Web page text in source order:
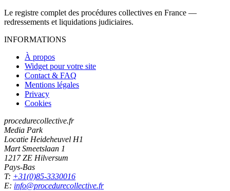
Le registre complet des procédures collectives en France —
redressements et liquidations judiciaires.
INFORMATIONS
À propos
Widget pour votre site
Contact & FAQ
Mentions légales
Privacy
Cookies
procedurecollective.fr
Media Park
Locatie Heideheuvel H1
Mart Smeetslaan 1
1217 ZE Hilversum
Pays-Bas
T: +31(0)85-3330016
E: info@procedurecollective.fr